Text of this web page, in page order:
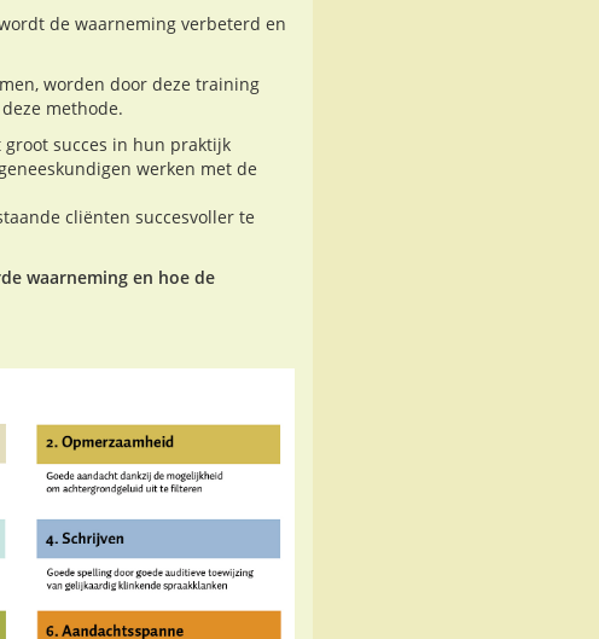
de waarneming verbeterd en
worden door deze training
methode.
succes in hun praktijk
werken met de
cliënten succesvoller te
waarneming en hoe de